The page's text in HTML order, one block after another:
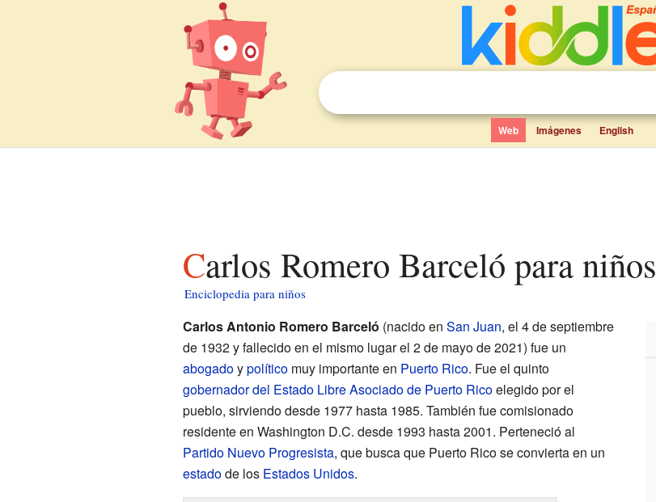
Web Imágenes English
Carlos Romero Barceló para niños
Enciclopedia para niños
Carlos Antonio Romero Barceló (nacido en San Juan, el 4 de septiembre
de 1932 y fallecido en el mismo lugar el 2 de mayo de 2021) fue un
abogadoypolíticomuy importante en Puerto Rico. Fue el quinto
gobernador del Estado Libre Asociado de Puerto Ricoelegido por el
pueblo, sirviendo desde 1977 hasta 1985. También fue comisionado
residente en Washington D.C. desde 1993 hasta 2001. Perteneció al
Partido Nuevo Progresista, que busca que Puerto Rico se convierta en un
estadode los Estados Unidos.